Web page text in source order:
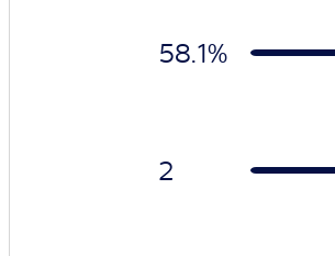
58.1%
2